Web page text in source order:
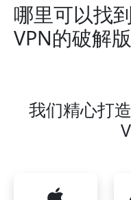
哪里可以找
VPN的破解
我们精心打